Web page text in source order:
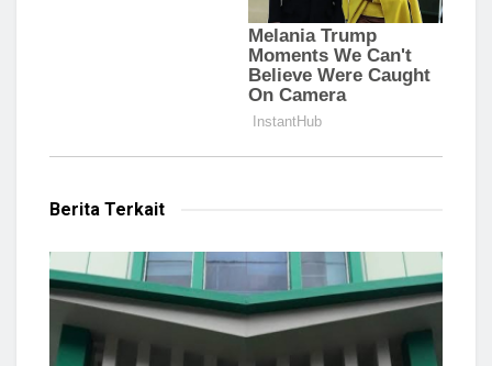
Berita Terkait